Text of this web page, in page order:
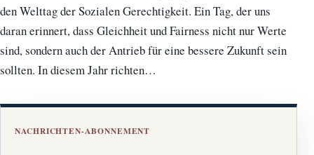
den Welttag der Sozialen Gerechtigkeit. Ein Tag, der uns
daran erinnert, dass Gleichheit und Fairness nicht nur Werte
sind, sondern auch der Antrieb für eine bessere Zukunft sein
sollten. In diesem Jahr richten…
NACHRICHTEN-ABONNEMENT